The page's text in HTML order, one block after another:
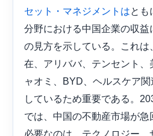
セット・マネジメントはとも
分野における中国企業の収
の見方を示している。これは
在、アリババ、テンセント
ャオミ、BYD、ヘルスケア
しているため重要である。
では、中国の不動産市場が急
必要なのは、テクノロジー